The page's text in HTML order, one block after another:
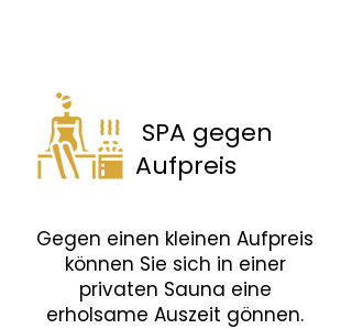
SPA gegen
Aufpreis
Gegen einen kleinen Aufpreis
können Sie sich in einer
privaten Sauna eine
erholsame Auszeit gönnen.